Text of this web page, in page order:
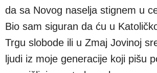
da sa Novog naselja stignem u
Bio sam siguran da ću u
Trgu slobode ili u Zmaj Jovinoj
ljudi iz moje generacije koji pišu